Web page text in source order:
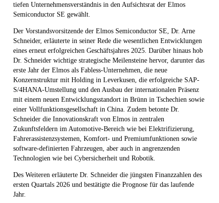
tiefen Unternehmensverständnis in den Aufsichtsrat der Elmos
Semiconductor SE gewählt.
Der Vorstandsvorsitzende der Elmos Semiconductor SE, Dr. Arne
Schneider, erläuterte in seiner Rede die wesentlichen Entwicklungen
eines erneut erfolgreichen Geschäftsjahres 2025. Darüber hinaus hob
Dr. Schneider wichtige strategische Meilensteine hervor, darunter das
erste Jahr der Elmos als Fabless-Unternehmen, die neue
Konzernstruktur mit Holding in Leverkusen, die erfolgreiche SAP-
S/4HANA-Umstellung und den Ausbau der internationalen Präsenz
mit einem neuen Entwicklungsstandort in Brünn in Tschechien sowie
einer Vollfunktionsgesellschaft in China. Zudem betonte Dr.
Schneider die Innovationskraft von Elmos in zentralen
Zukunftsfeldern im Automotive-Bereich wie bei Elektrifizierung,
Fahrerassistenzsystemen, Komfort- und Premiumfunktionen sowie
software-definierten Fahrzeugen, aber auch in angrenzenden
Technologien wie bei Cybersicherheit und Robotik.
Des Weiteren erläuterte Dr. Schneider die jüngsten Finanzzahlen des
ersten Quartals 2026 und bestätigte die Prognose für das laufende
Jahr.